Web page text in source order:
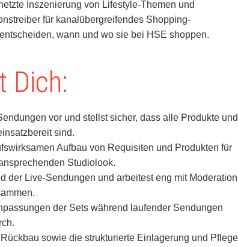
Inszenierung von Lifestyle-Themen und
für kanalübergreifendes Shopping-
wann und wo sie bei HSE shoppen.
Dich:
vor und stellst sicher, dass alle Produkte und
sind.
Aufbau von Requisiten und Produkten für
Studiolook.
der Live-Sendungen und arbeitest eng mit
der Sets während laufender Sendungen
sowie die strukturierte Einlagerung und Pflege